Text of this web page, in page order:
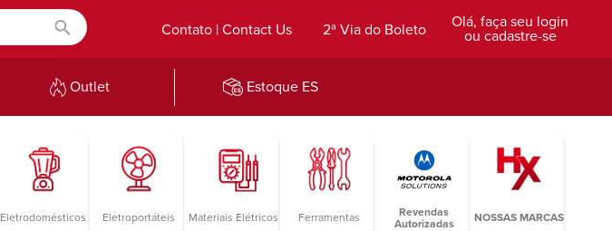
Olá, faça seu login
ou cadastre-se
2ª Via do Boleto
Contato | Contact Us
Outlet Estoque ES
Eletrodomésticos Eletroportáteis Materiais Elétricos Ferramentas
Revendas
Autorizadas
NOSSAS MARCAS